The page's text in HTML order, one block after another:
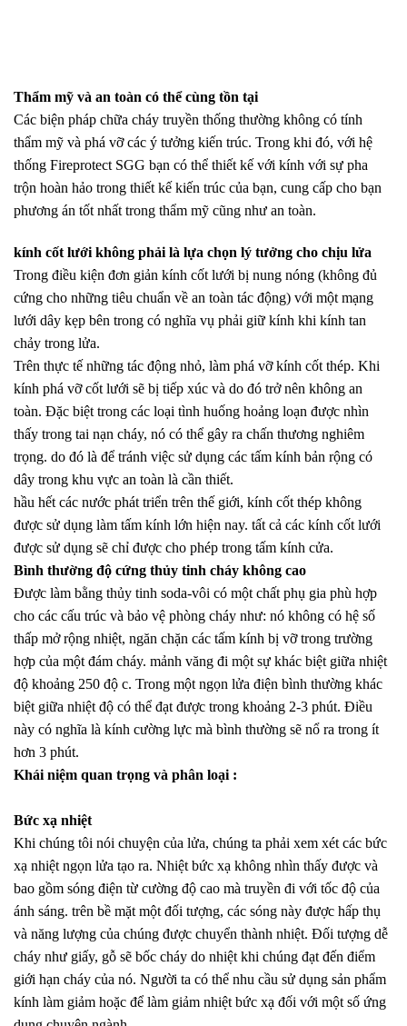
Thẩm mỹ và an toàn có thể cùng tồn tại
Các biện pháp chữa cháy truyền thống thường không có tính
thẩm mỹ và phá vỡ các ý tưởng kiến trúc. Trong khi đó, với hệ
thống Fireprotect SGG bạn có thể thiết kế với kính với sự pha
trộn hoàn hảo trong thiết kế kiến trúc của bạn, cung cấp cho bạn
phương án tốt nhất trong thẩm mỹ cũng như an toàn.
kính cốt lưới không phải là lựa chọn lý tưởng cho chịu lửa
Trong điều kiện đơn giản kính cốt lưới bị nung nóng (không đủ
cứng cho những tiêu chuẩn về an toàn tác động) với một mạng
lưới dây kẹp bên trong có nghĩa vụ phải giữ kính khi kính tan
chảy trong lửa.
Trên thực tế những tác động nhỏ, làm phá vỡ kính cốt thép. Khi
kính phá vỡ cốt lưới sẽ bị tiếp xúc và do đó trở nên không an
toàn. Đặc biệt trong các loại tình huống hoảng loạn được nhìn
thấy trong tai nạn cháy, nó có thể gây ra chấn thương nghiêm
trọng. do đó là để tránh việc sử dụng các tấm kính bản rộng có
dây trong khu vực an toàn là cần thiết.
hầu hết các nước phát triển trên thế giới, kính cốt thép không
được sử dụng làm tấm kính lớn hiện nay. tất cả các kính cốt lưới
được sử dụng sẽ chỉ được cho phép trong tấm kính cửa.
Bình thường độ cứng thủy tinh cháy không cao
Được làm bằng thủy tinh soda-vôi có một chất phụ gia phù hợp
cho các cấu trúc và bảo vệ phòng cháy như: nó không có hệ số
thấp mở rộng nhiệt, ngăn chặn các tấm kính bị vỡ trong trường
hợp của một đám cháy. mảnh văng đi một sự khác biệt giữa nhiệt
độ khoảng 250 độ c. Trong một ngọn lửa điện bình thường khác
biệt giữa nhiệt độ có thể đạt được trong khoảng 2-3 phút. Điều
này có nghĩa là kính cường lực mà bình thường sẽ nổ ra trong ít
hơn 3 phút.
Khái niệm quan trọng và phân loại :
Bức xạ nhiệt
Khi chúng tôi nói chuyện của lửa, chúng ta phải xem xét các bức
xạ nhiệt ngọn lửa tạo ra. Nhiệt bức xạ không nhìn thấy được và
bao gồm sóng điện từ cường độ cao mà truyền đi với tốc độ của
ánh sáng. trên bề mặt một đối tượng, các sóng này được hấp thụ
và năng lượng của chúng được chuyển thành nhiệt. Đối tượng dễ
cháy như giấy, gỗ sẽ bốc cháy do nhiệt khi chúng đạt đến điểm
giới hạn cháy của nó. Người ta có thể nhu cầu sử dụng sản phẩm
kính làm giảm hoặc để làm giảm nhiệt bức xạ đối với một số ứng